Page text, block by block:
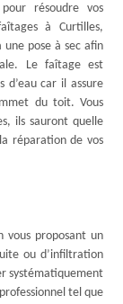
résoudre vos
à Curtilles,
pose à sec afin
Le faîtage est
d’eau car il assure
du toit. Vous
ils sauront quelle
réparation de vos
vous proposant un
ou d’infiltration
systématiquement
tel que